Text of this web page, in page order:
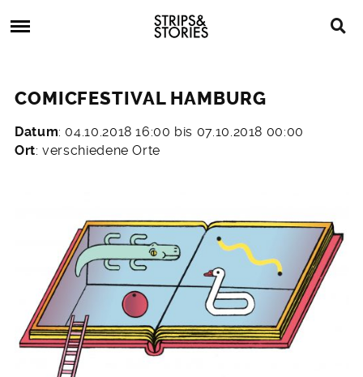
to
Strips
&
Stories
Comics,
COMICFESTIVAL HAMBURG
23.
September
Datum: 04.10.2018 16:00 bis 07.10.2018 00:00
Ort: verschiedene Orte